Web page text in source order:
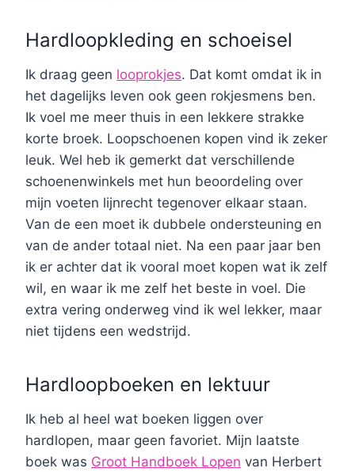
Hardloopkleding en schoeisel
Ik draag geen looprokjes. Dat komt omdat ik in
het dagelijks leven ook geen rokjesmens ben.
Ik voel me meer thuis in een lekkere strakke
korte broek. Loopschoenen kopen vind ik zeker
leuk. Wel heb ik gemerkt dat verschillende
schoenenwinkels met hun beoordeling over
mijn voeten lijnrecht tegenover elkaar staan.
Van de een moet ik dubbele ondersteuning en
van de ander totaal niet. Na een paar jaar ben
ik er achter dat ik vooral moet kopen wat ik zelf
wil, en waar ik me zelf het beste in voel. Die
extra vering onderweg vind ik wel lekker, maar
niet tijdens een wedstrijd.
Hardloopboeken en lektuur
Ik heb al heel wat boeken liggen over
hardlopen, maar geen favoriet. Mijn laatste
boek was Groot Handboek Lopen van Herbert